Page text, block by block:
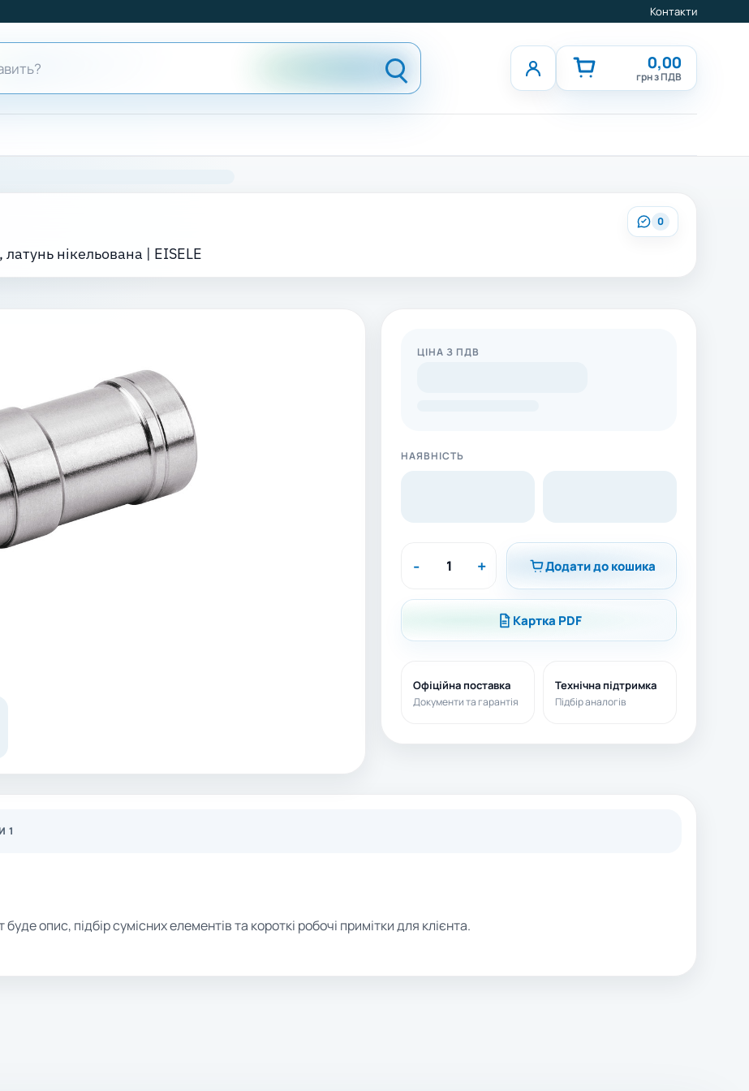
Контакти
0,00
грн з ПДВ
0
нікельована | EISELE
ЦІНА З ПДВ
НАЯВНІСТЬ
- + Додати до кошика
Картка PDF
Офіційна поставка
Документи та гарантія
Технічна підтримка
Підбір аналогів
1
опис, підбір сумісних елементів та короткі робочі примітки для клієнта.